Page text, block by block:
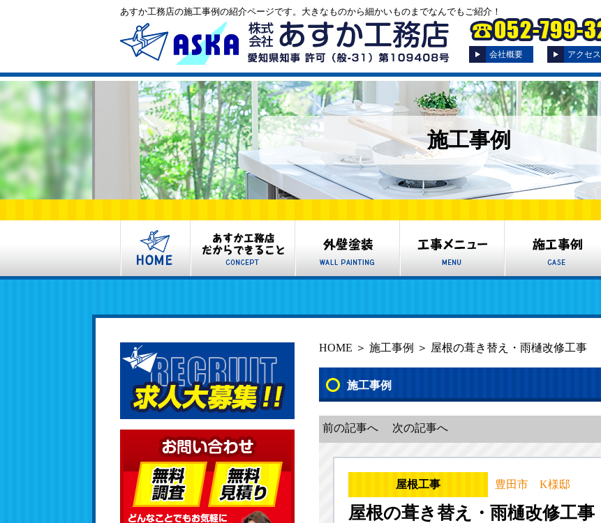
あすか工務店の施工事例の紹介ページです。大きなものから細かいものまでなんでもご紹介！
会社概要 アクセス
施工事例
HOME ＞ 施工事例 ＞ 屋根の葺き替え・雨樋改修工事
施工事例
前の記事へ 次の記事へ
屋根工事 豊田市 K様邸
屋根の葺き替え・雨樋改修工事